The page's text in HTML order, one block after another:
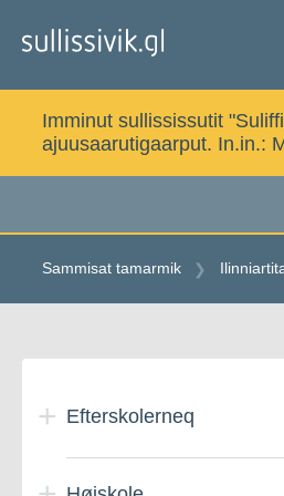
Imminut sullississutit
ajuusaarutigaarput. In.in.:
Sammisat tamarmik
indholdetEfterskolerneq